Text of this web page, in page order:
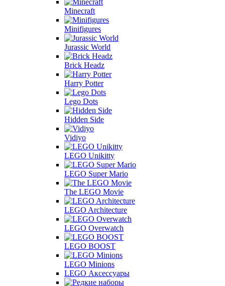
Minecraft
Minifigures
Jurassic World
Brick Headz
Harry Potter
Lego Dots
Hidden Side
Vidiyo
LEGO Unikitty
LEGO Super Mario
The LEGO Movie
LEGO Architecture
LEGO Overwatch
LEGO BOOST
LEGO Minions
LEGO Аксессуары